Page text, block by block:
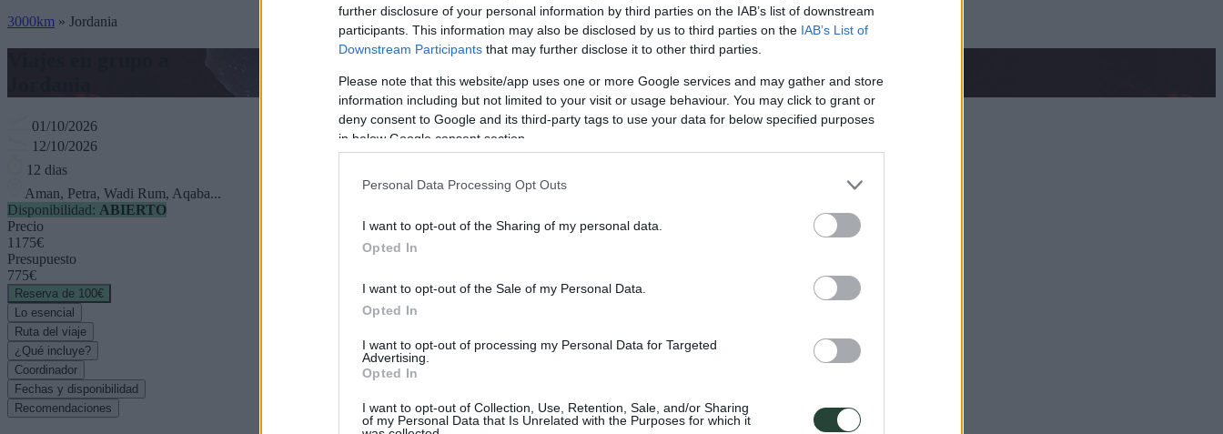
further disclosure of your personal information by third parties on the IAB’s list of downstream
participants. This information may also be disclosed by us to third parties on the IAB’s List of
Downstream Participants that may further disclose it to other third parties.
Please note that this website/app uses one or more Google services and may gather and store
information including but not limited to your visit or usage behaviour. You may click to grant or
deny consent to Google and its third-party tags to use your data for below specified purposes
in below Google consent section.
Personal Data Processing Opt Outs
I want to opt-out of the Sharing of my personal data.
Opted In
I want to opt-out of the Sale of my Personal Data.
Opted In
I want to opt-out of processing my Personal Data for Targeted
Advertising.
Opted In
I want to opt-out of Collection, Use, Retention, Sale, and/or Sharing
of my Personal Data that Is Unrelated with the Purposes for which it
3000km » Jordania
01/10/2026
12/10/2026
12 dias
Aman, Petra, Wadi Rum, Aqaba...
Disponibilidad: ABIERTO
Precio
1175€
Presupuesto
775€
Reserva de 100€
Lo esencial
Ruta del viaje
¿Qué incluye?
Coordinador
Fechas y disponibilidad
Recomendaciones